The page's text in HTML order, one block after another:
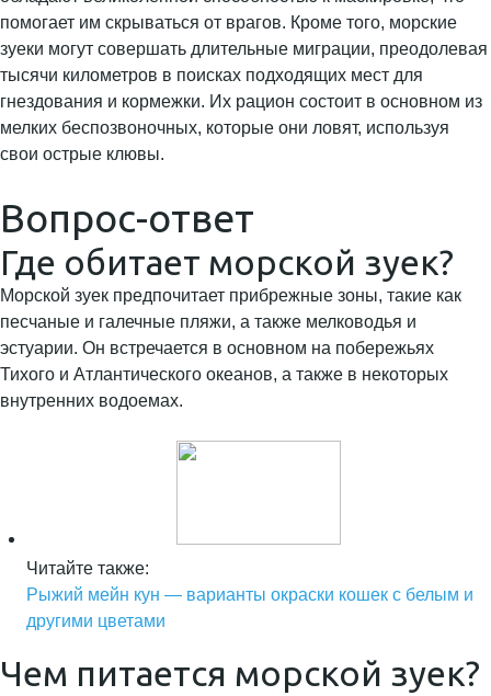
помогает им скрываться от врагов. Кроме того, морские
зуеки могут совершать длительные миграции, преодолевая
тысячи километров в поисках подходящих мест для
гнездования и кормежки. Их рацион состоит в основном из
мелких беспозвоночных, которые они ловят, используя
свои острые клювы.
Вопрос-ответ
Где обитает морской зуек?
Морской зуек предпочитает прибрежные зоны, такие как
песчаные и галечные пляжи, а также мелководья и
эстуарии. Он встречается в основном на побережьях
Тихого и Атлантического океанов, а также в некоторых
внутренних водоемах.
Читайте также:
Рыжий мейн кун — варианты окраски кошек с белым и
другими цветами
Чем питается морской зуек?